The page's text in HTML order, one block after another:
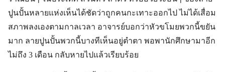
ปูนปั้นหลายแห่งเห็นได้ชัดว่าถูกคนกะเทาะออกไป ไม่ได้เสื่อม
สภาพลงเองตามกาลเวลา อาจารย์บอกว่าหัวขโมยพวกนี้ขยัน
มาก ลายปูนปั้นพวกนี้บางทีเห็นอยู่ตำตา พอพานักศึกษามาอีก
ไม่ถึง 3 เดือน กลับหายไปแล้วเรียบร้อย